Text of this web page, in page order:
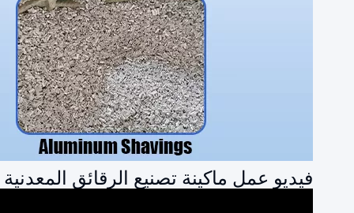
فيديو عمل ماكينة تصنيع الرقائق المعدنية